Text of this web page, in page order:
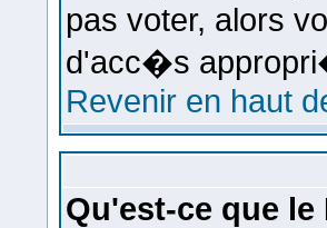
pas voter, alors
d'acc�s
Revenir en haut
Qu'est-ce que le